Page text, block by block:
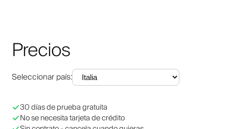
Precios
Seleccionar país:
30 días de prueba gratuita
No se necesita tarjeta de crédito